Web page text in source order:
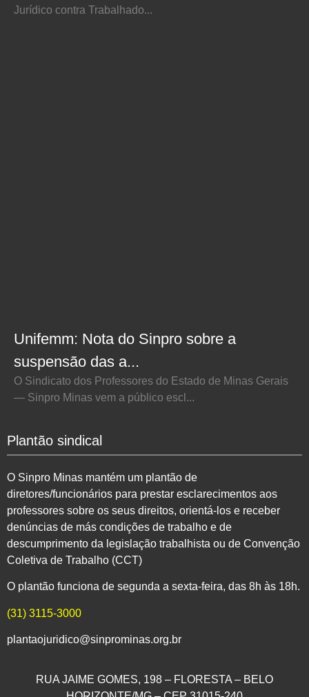
Jurídico contra Trabalhado...
Unifemm: Nota do Sinpro sobre a
suspensão das a...
O Sindicato dos Professores do Estado de Minas Gerais
— Sinpro Minas vem a público escl...
Plantão sindical
O Sinpro Minas mantém um plantão de
diretores/funcionários para prestar esclarecimentos aos
professores sobre os seus direitos, orientá-los e receber
denúncias de más condições de trabalho e de
descumprimento da legislação trabalhista ou de Convenção
Coletiva de Trabalho (CCT)
O plantão funciona de segunda a sexta-feira, das 8h às 18h.
(31) 3115-3000
plantaojuridico@sinprominas.org.br
RUA JAIME GOMES, 198 – FLORESTA – BELO